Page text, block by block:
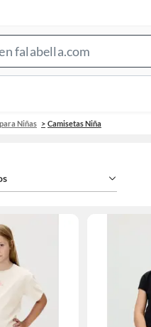
Bar
Niñas Camisetas Niña